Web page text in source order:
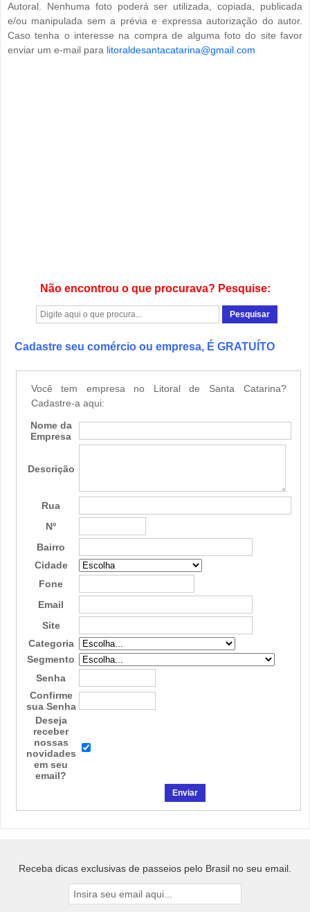
Autoral. Nenhuma foto poderá ser utilizada, copiada, publicada
e/ou manipulada sem a prévia e expressa autorização do autor.
Caso tenha o interesse na compra de alguma foto do site favor
enviar um e-mail para litoraldesantacatarina@gmail.com
Não encontrou o que procurava? Pesquise:
Cadastre seu comércio ou empresa, É GRATUÍTO
Você tem empresa no Litoral de Santa Catarina?
Cadastre-a aqui:
Nome da
Empresa
Descrição
Rua
Nº
Bairro
Cidade
Fone
Email
Site
Categoria
Segmento
Senha
Confirme
sua Senha
Deseja
receber
nossas
novidades
em seu
email?
Receba dicas exclusivas de passeios pelo Brasil no seu email.